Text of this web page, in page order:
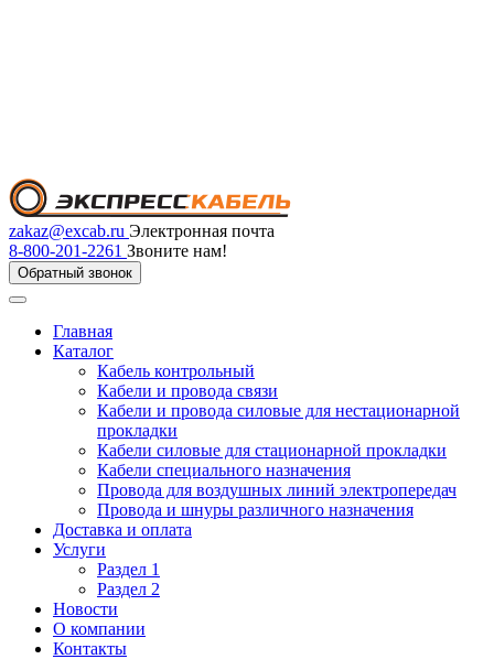
zakaz@excab.ru Электронная почта
8-800-201-2261 Звоните нам!
Обратный звонок
Главная
Каталог
Кабель контрольный
Кабели и провода связи
Кабели и провода силовые для нестационарной
прокладки
Кабели силовые для стационарной прокладки
Кабели специального назначения
Провода для воздушных линий электропередач
Провода и шнуры различного назначения
Доставка и оплата
Услуги
Раздел 1
Раздел 2
Новости
О компании
Контакты